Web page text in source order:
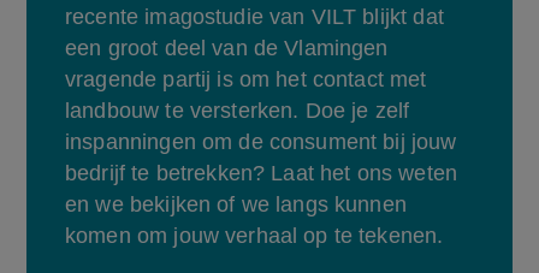
recente imagostudie van VILT blijkt dat
een groot deel van de Vlamingen
vragende partij is om het contact met
landbouw te versterken. Doe je zelf
inspanningen om de consument bij jouw
bedrijf te betrekken? Laat het ons weten
en we bekijken of we langs kunnen
komen om jouw verhaal op te tekenen.